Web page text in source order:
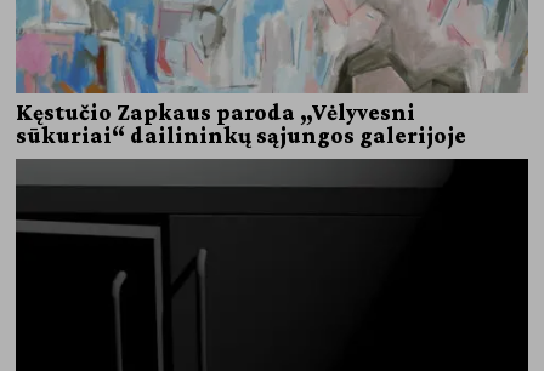
Kęstučio Zapkaus paroda „Vėlyvesni
sūkuriai“ dailininkų sąjungos galerijoje